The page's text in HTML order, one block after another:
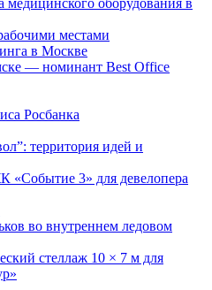
оборудования в
местами
в Москве
— номинант Best Office
Росбанка
территория идей и
«Событие 3» для девелопера
во внутреннем ледовом
стеллаж 10 × 7 м для